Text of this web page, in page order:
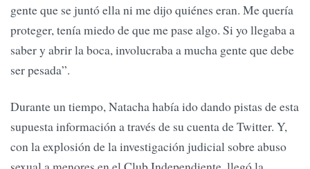
gente que se juntó ella ni me dijo quiénes eran. Me quería
proteger, tenía miedo de que me pase algo. Si yo llegaba a
saber y abrir la boca, involucraba a mucha gente que debe
ser pesada”.
Durante un tiempo, Natacha había ido dando pistas de esta
supuesta información a través de su cuenta de Twitter. Y,
con la explosión de la investigación judicial sobre abuso